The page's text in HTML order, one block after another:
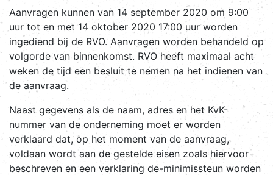
Aanvragen kunnen van 14 september 2020 om 9:00
uur tot en met 14 oktober 2020 17:00 uur worden
ingediend bij de RVO. Aanvragen worden behandeld op
volgorde van binnenkomst. RVO heeft maximaal acht
weken de tijd een besluit te nemen na het indienen van
de aanvraag.
Naast gegevens als de naam, adres en het KvK-
nummer van de onderneming moet er worden
verklaard dat, op het moment van de aanvraag,
voldaan wordt aan de gestelde eisen zoals hiervoor
beschreven en een verklaring de-minimissteun worden